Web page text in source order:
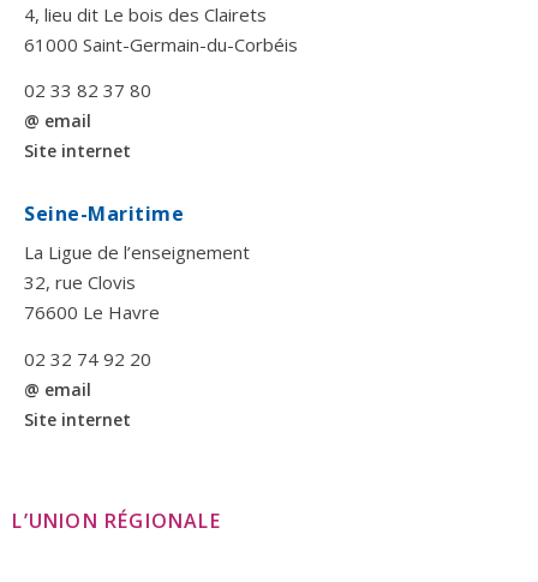
4, lieu dit Le bois des Clairets
61000 Saint-Germain-du-Corbéis
02 33 82 37 80
@ email
Site internet
Seine-Maritime
La Ligue de l’enseignement
32, rue Clovis
76600 Le Havre
02 32 74 92 20
@ email
Site internet
L’UNION RÉGIONALE